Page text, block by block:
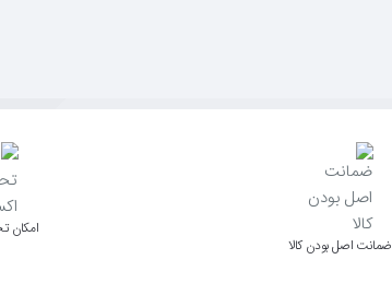
ﺿﻤﺎﻧﺖ اﺻﻞ ﺑﻮدن ﮐﺎﻟﺎ
اﻣﮑﺎن